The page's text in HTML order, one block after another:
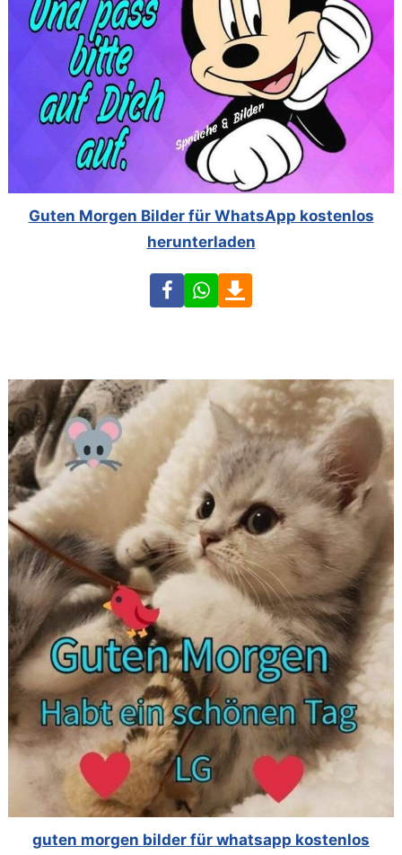
Guten Morgen Bilder für WhatsApp kostenlos
herunterladen
FacebookWhatsApp
guten morgen bilder für whatsapp kostenlos